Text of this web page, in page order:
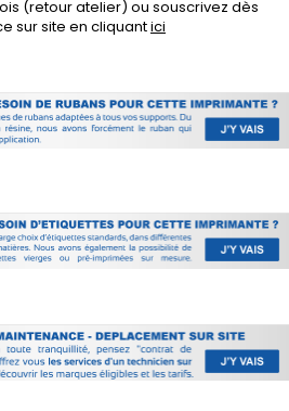
(retour atelier) ou souscrivez dès
sur site en cliquantici